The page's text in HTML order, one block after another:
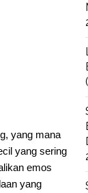
yang mana
yang sering
emos
yang